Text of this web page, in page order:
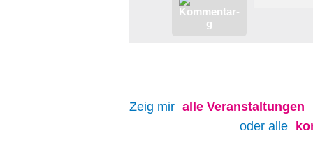
Zeig mir alle Veranstaltungen
oder alle